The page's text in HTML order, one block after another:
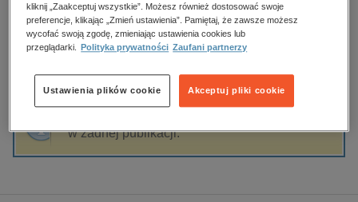
budownictwo, aranżacja wnętrz
biznesowe, branżowe, gospodarka
dzienniki
edukacja
hobby, sport, rozrywka
komputery, internet, technologie, informatyka
Dirk Kaesler
Sortowanie Filtrowanie
w żadnej publikacji.
kliknij „Zaakceptuj wszystkie”. Możesz również dostosować swoje
preferencje, klikając „Zmień ustawienia”. Pamiętaj, że zawsze możesz
wycofać swoją zgodę, zmieniając ustawienia cookies lub
przeglądarki.
Polityka prywatności Zaufani partnerzy
Akceptuj pliki cookie
Ustawienia plików cookie